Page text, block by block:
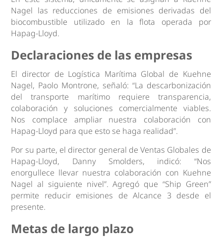
Nagel las reducciones de emisiones derivadas del
biocombustible utilizado en la flota operada por
Hapag-Lloyd.
Declaraciones de las empresas
El director de Logística Marítima Global de Kuehne
Nagel, Paolo Montrone, señaló: “La descarbonización
del transporte marítimo requiere transparencia,
colaboración y soluciones comercialmente viables.
Nos complace ampliar nuestra colaboración con
Hapag-Lloyd para que esto se haga realidad”.
Por su parte, el director general de Ventas Globales de
Hapag-Lloyd, Danny Smolders, indicó: “Nos
enorgullece llevar nuestra colaboración con Kuehne
Nagel al siguiente nivel”. Agregó que “Ship Green”
permite reducir emisiones de Alcance 3 desde el
presente.
Metas de largo plazo